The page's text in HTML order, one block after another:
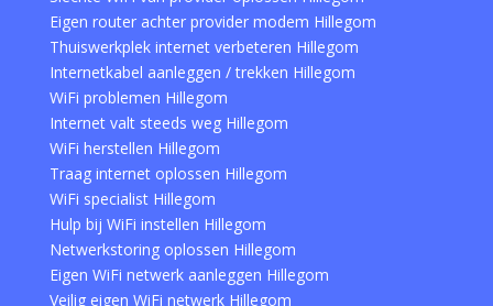
Eigen router achter provider modem Hillegom
Thuiswerkplek internet verbeteren Hillegom
Internetkabel aanleggen / trekken Hillegom
WiFi problemen Hillegom
Internet valt steeds weg Hillegom
WiFi herstellen Hillegom
Traag internet oplossen Hillegom
WiFi specialist Hillegom
Hulp bij WiFi instellen Hillegom
Netwerkstoring oplossen Hillegom
Eigen WiFi netwerk aanleggen Hillegom
Veilig eigen WiFi netwerk Hillegom